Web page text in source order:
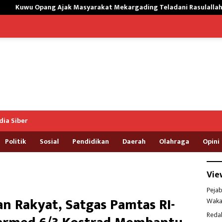
Mekargading Teladani Rasulallah Muhammad
Siber
Politik Sosial Pendidikan Daerah Olahraga Opini
Rakyat, Satgas Pamtas RI-